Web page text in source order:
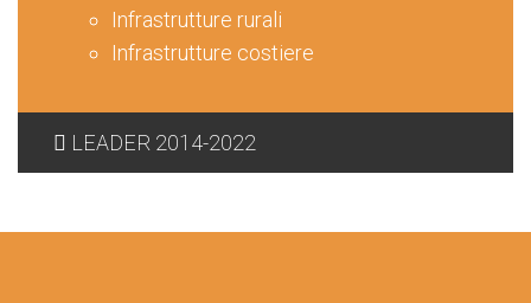
Infrastrutture rurali
Infrastrutture costiere
LEADER 2014-2022